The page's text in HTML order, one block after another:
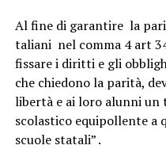
Al fine di garantire la
taliani nel comma 4 art
fissare i diritti e gli
che chiedono la parità,
libertà e ai loro alunni
scolastico equipollente a
scuole statali” .